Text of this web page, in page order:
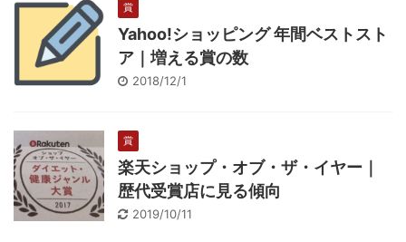
賞
Yahoo!ショッピング 年間ベストスト
ア｜増える賞の数
2018/12/1
賞
楽天ショップ・オブ・ザ・イヤー｜
歴代受賞店に見る傾向
2019/10/11